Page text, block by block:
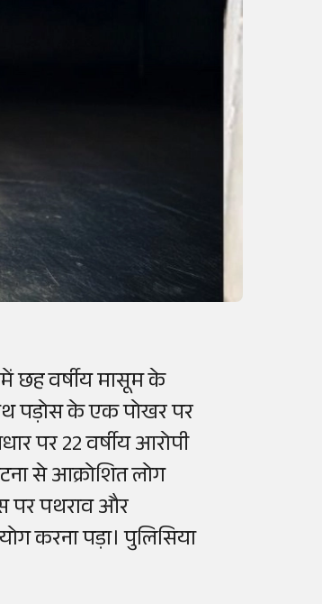
में छह वर्षीय मासूम के
पड़ोस के एक पोखर पर
पर 22 वर्षीय आरोपी
से आक्रोशित लोग
पर पथराव और
करना पड़ा। पुलिसिया